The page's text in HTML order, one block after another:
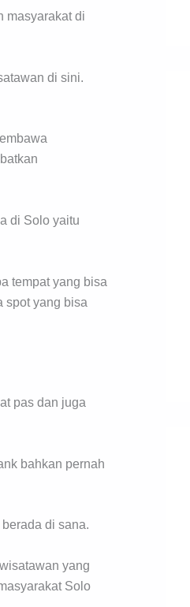
masyarakat di
di sini.
di Solo yaitu
tempat yang bisa
spot yang bisa
pas dan juga
bahkan pernah
di sana.
yang
Solo